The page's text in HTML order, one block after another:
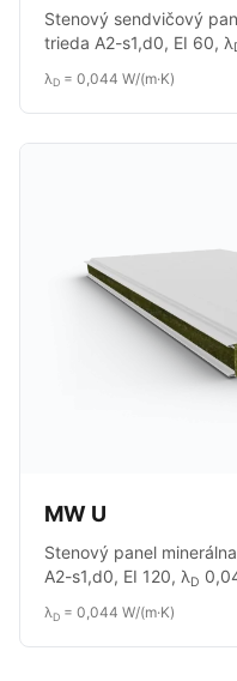
Stenový sendvičový
trieda A2-s1,d0, EI 60, λ
λD = 0,044 W/(m·K)
MW U
Stenový panel
A2-s1,d0, EI 120, λD
λD = 0,044 W/(m·K)